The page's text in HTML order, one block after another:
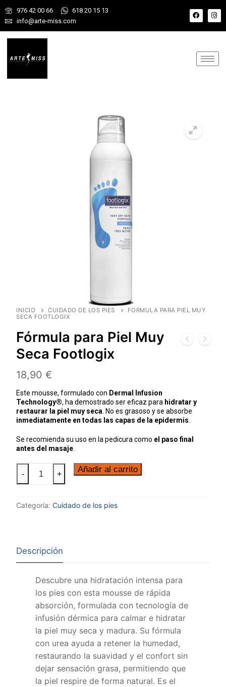
976 42 00 66
618 20 15 13
info@arte-miss.com
INICIO CUIDADO DE LOS PIES
FÓRMULA PARA PIEL MUY
SECA FOOTLOGIX
Fórmula para Piel Muy
Seca Footlogix
18,90 €
Este mousse, formulado con Dermal Infusion
Technology®, ha demostrado ser eficaz para hidratar y
restaurar la piel muy seca . No es grasoso y se absorbe
inmediatamente en todas las capas de la epidermis
Se recomienda su uso en la pedicura como el paso final
antes del masaje
- + Añadir al carrito
Categoría: Cuidado de los pies
Descripción
Descubre una hidratación intensa para
los pies con esta mousse de rápida
absorción, formulada con tecnología de
infusión dérmica para calmar e hidratar
la piel muy seca y madura. Su fórmula
con urea ayuda a retener la humedad,
restaurando la suavidad y el confort sin
dejar sensación grasa, permitiendo que
la piel respire de forma natural. Es el